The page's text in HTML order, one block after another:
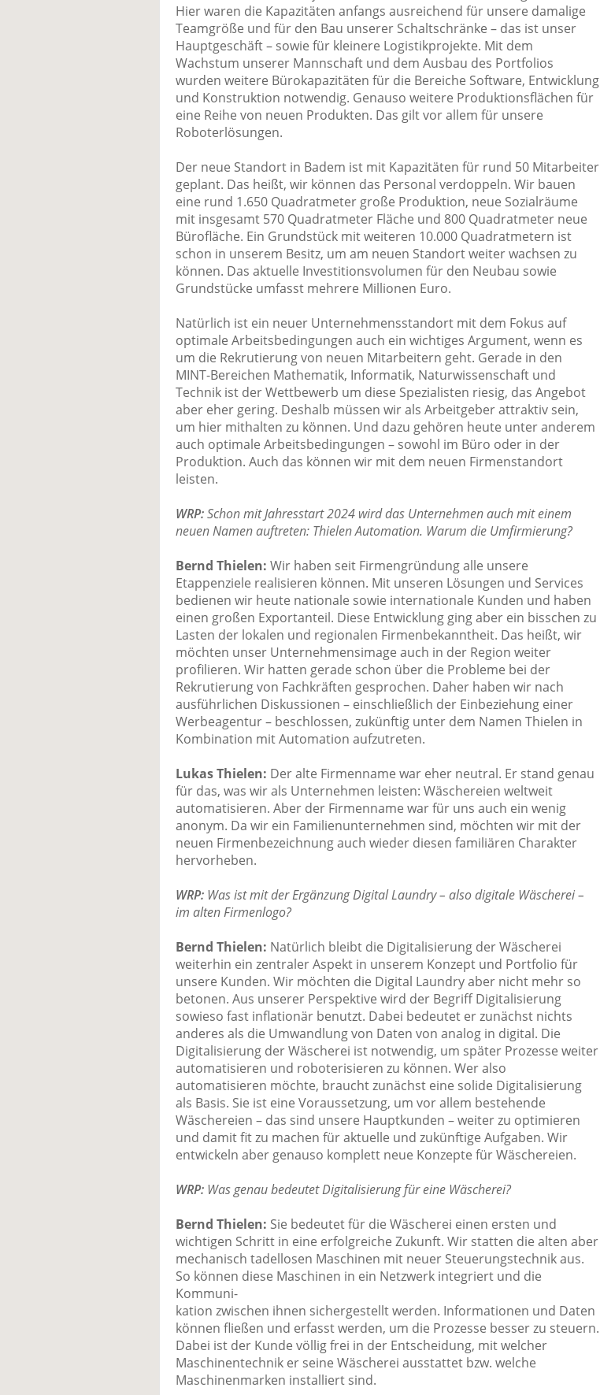
n
n
Hier waren die Kapazitäten anfangs ausreichend für unsere damalige
Teamgröße und für den Bau unserer Schaltschränke – das ist unser
Hauptgeschäft – sowie für kleinere Logistikprojekte. Mit dem
Wachstum unserer Mannschaft und dem Ausbau des Portfolios
wurden weitere Bürokapazitäten für die Bereiche Software, Entwicklung
und Konstruktion notwendig. Genauso weitere Produktionsflächen für
eine Reihe von neuen Produkten. Das gilt vor allem für unsere
Roboterlösungen.
Der neue Standort in Badem ist mit Kapazitäten für rund 50 Mitarbeiter
geplant. Das heißt, wir können das Personal verdoppeln. Wir bauen
eine rund 1.650 Quadratmeter große Produktion, neue Sozialräume
mit insgesamt 570 Quadratmeter Fläche und 800 Quadratmeter neue
Bürofläche. Ein Grundstück mit weiteren 10.000 Quadratmetern ist
schon in unserem Besitz, um am neuen Standort weiter wachsen zu
können. Das aktuelle Investitionsvolumen für den Neubau sowie
Grundstücke umfasst mehrere Millionen Euro.
Natürlich ist ein neuer Unternehmensstandort mit dem Fokus auf
optimale Arbeitsbedingungen auch ein wichtiges Argument, wenn es
um die Rekrutierung von neuen Mitarbeitern geht. Gerade in den
MINT-Bereichen Mathematik, Informatik, Naturwissenschaft und
Technik ist der Wettbewerb um diese Spezialisten riesig, das Angebot
aber eher gering. Deshalb müssen wir als Arbeitgeber attraktiv sein,
um hier mithalten zu können. Und dazu gehören heute unter anderem
auch optimale Arbeitsbedingungen – sowohl im Büro oder in der
Produktion. Auch das können wir mit dem neuen Firmenstandort
leisten.
WRP:Schon mit Jahresstart 2024 wird das Unternehmen auch mit einem
neuen Namen auftreten: Thielen Automation. Warum die Umfirmierung?
Bernd Thielen: Wir haben seit Firmengründung alle unsere
Etappenziele realisieren können. Mit unseren Lösungen und Services
bedienen wir heute nationale sowie internationale Kunden und haben
einen großen Exportanteil. Diese Entwicklung ging aber ein bisschen zu
Lasten der lokalen und regionalen Firmenbekanntheit. Das heißt, wir
möchten unser Unternehmensimage auch in der Region weiter
profilieren. Wir hatten gerade schon über die Probleme bei der
Rekrutierung von Fachkräften gesprochen. Daher haben wir nach
ausführlichen Diskussionen – einschließlich der Einbeziehung einer
Werbeagentur – beschlossen, zukünftig unter dem Namen Thielen in
Kombination mit Automation aufzutreten.
Lukas Thielen: Der alte Firmenname war eher neutral. Er stand genau
für das, was wir als Unternehmen leisten: Wäschereien weltweit
automatisieren. Aber der Firmenname war für uns auch ein wenig
anonym. Da wir ein Familienunternehmen sind, möchten wir mit der
neuen Firmenbezeichnung auch wieder diesen familiären Charakter
hervorheben.
WRP: Was ist mit der Ergänzung Digital Laundry – also digitale Wäscherei –
im alten Firmenlogo?
Bernd Thielen: Natürlich bleibt die Digitalisierung der Wäscherei
weiterhin ein zentraler Aspekt in unserem Konzept und Portfolio für
unsere Kunden. Wir möchten die Digital Laundry aber nicht mehr so
betonen. Aus unserer Perspektive wird der Begriff Digitalisierung
sowieso fast inflationär benutzt. Dabei bedeutet er zunächst nichts
anderes als die Umwandlung von Daten von analog in digital. Die
Digitalisierung der Wäscherei ist notwendig, um später Prozesse weiter
automatisieren und roboterisieren zu können. Wer also
automatisieren möchte, braucht zunächst eine solide Digitalisierung
als Basis. Sie ist eine Voraussetzung, um vor allem bestehende
Wäschereien – das sind unsere Hauptkunden – weiter zu optimieren
und damit fit zu machen für aktuelle und zukünftige Aufgaben. Wir
entwickeln aber genauso komplett neue Konzepte für Wäschereien.
WRP: Was genau bedeutet Digitalisierung für eine Wäscherei?
Bernd Thielen: Sie bedeutet für die Wäscherei einen ersten und
wichtigen Schritt in eine erfolgreiche Zukunft. Wir statten die alten aber
mechanisch tadellosen Maschinen mit neuer Steuerungstechnik aus.
So können diese Maschinen in ein Netzwerk integriert und die
Kommuni-
kation zwischen ihnen sichergestellt werden. Informationen und Daten
können fließen und erfasst werden, um die Prozesse besser zu steuern.
Dabei ist der Kunde völlig frei in der Entscheidung, mit welcher
Maschinentechnik er seine Wäscherei ausstattet bzw. welche
Maschinenmarken installiert sind.